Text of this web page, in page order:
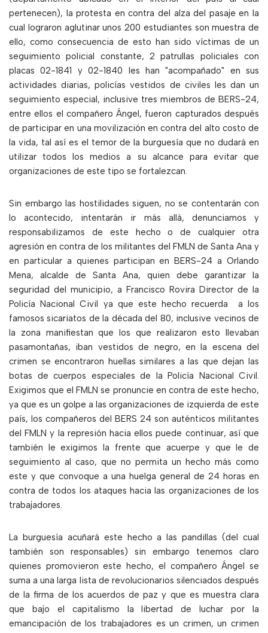
pertenecen), la protesta en contra del alza del pasaje en la
cual lograron aglutinar unos 200 estudiantes son muestra de
ello, como consecuencia de esto han sido víctimas de un
seguimiento policial constante, 2 patrullas policiales con
placas 02-1841 y 02-1840 les han "acompañado" en sus
actividades diarias, policías vestidos de civiles les dan un
seguimiento especial, inclusive tres miembros de BERS-24,
entre ellos el compañero Ángel, fueron capturados después
de participar en una movilización en contra del alto costo de
la vida, tal así es el temor de la burguesía que no dudará en
utilizar todos los medios a su alcance para evitar que
organizaciones de este tipo se fortalezcan.
Sin embargo las hostilidades siguen, no se contentarán con
lo acontecido, intentarán ir más allá, denunciamos y
responsabilizamos de este hecho o de cualquier otra
agresión en contra de los militantes del FMLN de Santa Ana y
en particular a quienes participan en BERS-24 a Orlando
Mena, alcalde de Santa Ana, quien debe garantizar la
seguridad del municipio, a Francisco Rovira Director de la
Policía Nacional Civil ya que este hecho recuerda
a los
famosos sicariatos de la década del 80, inclusive vecinos de
la zona manifiestan que los que realizaron esto llevaban
pasamontañas, iban vestidos de negro, en la escena del
crimen se encontraron huellas similares a las que dejan las
botas de cuerpos especiales de la Policía Nacional Civil.
Exigimos que el FMLN se pronuncie en contra de este hecho,
ya que es un golpe a las organizaciones de izquierda de este
país, los compañeros del BERS 24 son auténticos militantes
del FMLN y la represión hacia ellos puede continuar, así que
también le exigimos la frente que acuerpe y que le de
seguimiento al caso, que no permita un hecho más como
este y que convoque a una huelga general de 24 horas en
contra de todos los ataques hacia las organizaciones de los
trabajadores.
La burguesía acuñará este hecho a las pandillas (del cual
también son responsables) sin embargo tenemos claro
quienes promovieron este hecho, el compañero Ángel se
suma a una larga lista de revolucionarios silenciados después
de la firma de los acuerdos de paz y que es muestra clara
que bajo el capitalismo la libertad de luchar por la
emancipación de los trabajadores es un crimen, un crimen